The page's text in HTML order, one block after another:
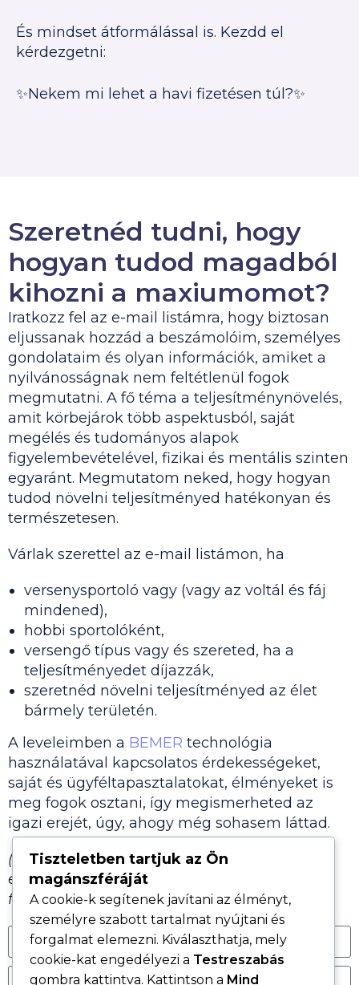
És mindset átformálással is. Kezdd el
kérdezgetni:
✨Nekem mi lehet a havi fizetésen túl?✨
Szeretnéd tudni, hogy
hogyan tudod magadból
kihozni a maxiumomot?
Iratkozz fel az e-mail listámra, hogy biztosan
eljussanak hozzád a beszámolóim, személyes
gondolataim és olyan információk, amiket a
nyilvánosságnak nem feltétlenül fogok
megmutatni. A fő téma a teljesítménynövelés,
amit körbejárok több aspektusból, saját
megélés és tudományos alapok
figyelembevételével, fizikai és mentális szinten
egyaránt. Megmutatom neked, hogy hogyan
tudod növelni teljesítményed hatékonyan és
természetesen.
Várlak szerettel az e-mail listámon, ha
versenysportoló vagy (vagy az voltál és fáj
mindened),
hobbi sportolóként,
versengő típus vagy és szereted, ha a
teljesítményedet díjazzák,
szeretnéd növelni teljesítményed az élet
bármely területén.
A leveleimben a BEMER technológia
használatával kapcsolatos érdekességeket,
saját és ügyféltapasztalatokat, élményeket is
meg fogok osztani, így megismerheted az
igazi erejét, úgy, ahogy még sohasem láttad.
(Ha ezzel bármilyen problémád vagy
ellenvetésed lenne, akkor kérlek, ne iratkozz
fel.)
Tiszteletben tartjuk az Ön
magánszféráját
A cookie-k segítenek javítani az élményt,
személyre szabott tartalmat nyújtani és
forgalmat elemezni. Kiválaszthatja, mely
cookie-kat engedélyezi a Testreszabás
gombra kattintva. Kattintson a Mind